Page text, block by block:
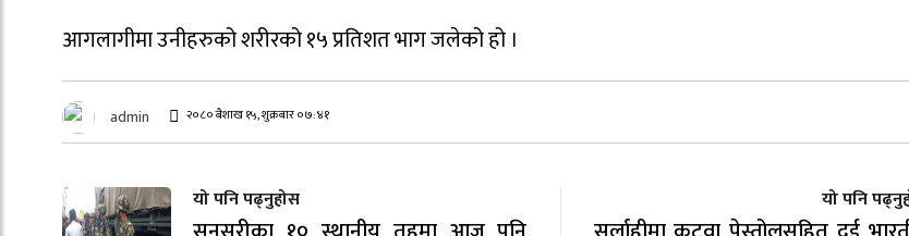
आगलागीमा उनीहरुको शरीरको १५ प्रतिशत भाग जलेको हो ।
admin २०८० बैशाख १५, शुक्रबार ०७:४१
यो पनि पढ्नुहोस यो पनि